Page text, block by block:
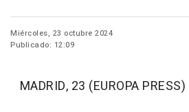
Miércoles, 23 octubre 2024
Publicado: 12:09
MADRID, 23 (EUROPA PRESS)